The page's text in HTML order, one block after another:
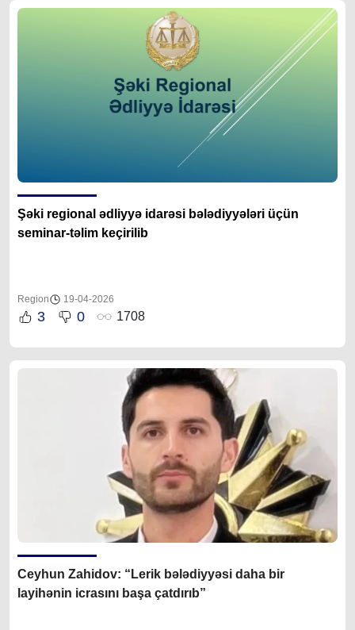
Şəki regional ədliyyə idarəsi bələdiyyələri üçün
seminar-təlim keçirilib
Region 19-04-2026
3 0 1708
Ceyhun Zahidov: “ Lerik bələdiyyəsi daha bir
layihənin icrasını başa çatdırıb”